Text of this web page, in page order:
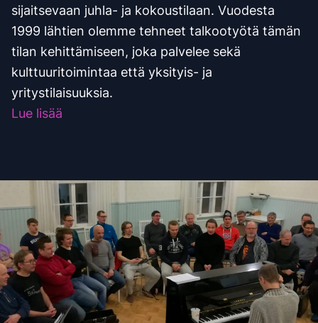
sijaitsevaan juhla- ja kokoustilaan. Vuodesta
1999 lähtien olemme tehneet talkootyötä tämän
tilan kehittämiseen, joka palvelee sekä
kulttuuritoimintaa että yksityis- ja
yritystilaisuuksia.
Lue lisää